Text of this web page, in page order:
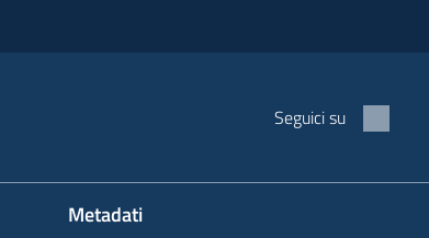
Seguici su
Metadati